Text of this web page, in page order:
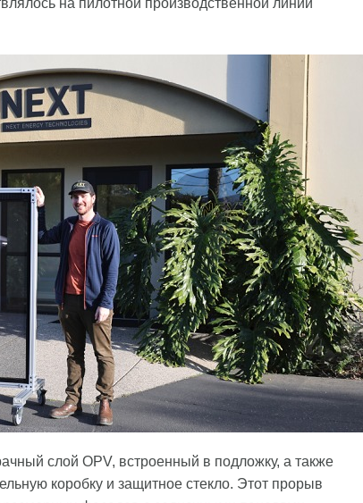
на пилотной производственной линии
слой OPV, встроенный в подложку, а также
коробку и защитное стекло. Этот прорыв